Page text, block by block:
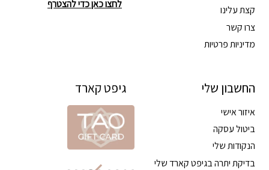
קצת עלינו
צרו קשר
מדיניות פרטיות
החשבון שלי
איזור אישי
ביטול עסקה
הנקודות שלי
בדיקת יתרה בגיפט קארד שלי
לחצו כאן כדי להצטרף
גיפט קארד